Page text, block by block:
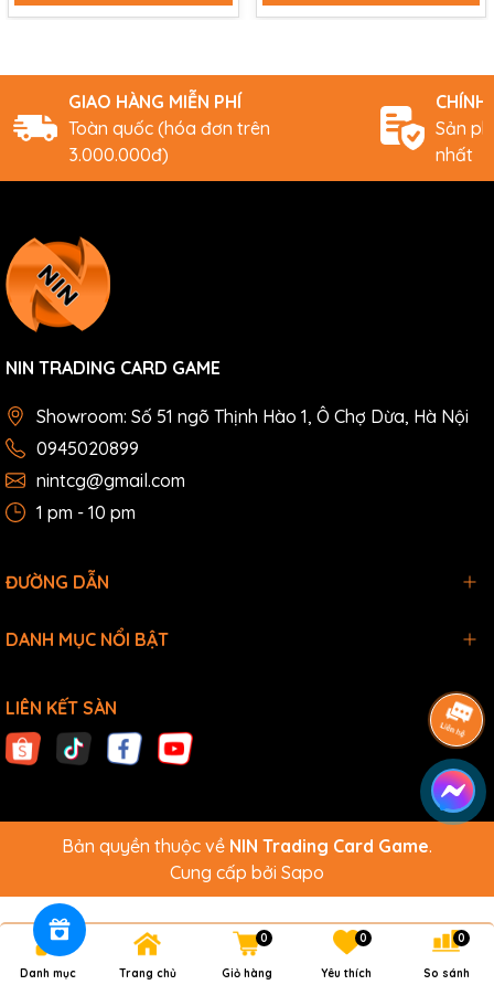
GIAO HÀNG MIỄN PHÍ
Toàn quốc (hóa đơn trên
3.000.000đ)
CHÍNH
Sản
nhất
NIN TRADING CARD GAME
Showroom: Số 51 ngõ Thịnh Hào 1, Ô Chợ Dừa, Hà Nội
0945020899
nintcg@gmail.com
1 pm - 10 pm
ĐƯỜNG DẪN
DANH MỤC NỔI BẬT
LIÊN KẾT SÀN
Bản quyền thuộc về NIN Trading Card Game.
Cung cấp bởi Sapo
Danh mục Trang chủ Giỏ hàng
0
Yêu thích
0
So sánh
0